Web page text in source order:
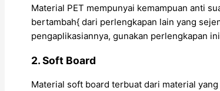
Material PET mempunyai kemampuan anti
bertambah{ dari perlengkapan lain yang
pengaplikasiannya, gunakan perlengkapan
2. Soft Board
Material soft board terbuat dari material